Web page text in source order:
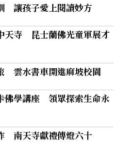
讓孩子愛上閱讀妙方
天寺 昆士蘭佛光童軍展才
雲水書車開進麻坡校園
佛學講座 領眾探索生命永
南天寺獻禮傳燈六十